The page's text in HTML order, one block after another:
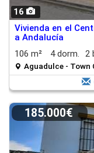
16
Vivienda en el
a Andalucía
106 m²
4 dorm. 2
Aguadulce - Town
185.000€